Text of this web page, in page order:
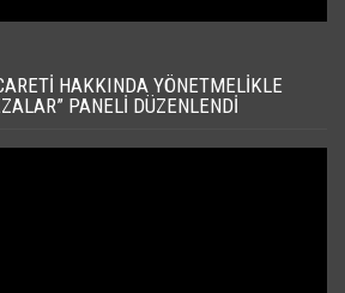
HAKKINDA YÖNETMELIKLE
PANELI DÜZENLENDI